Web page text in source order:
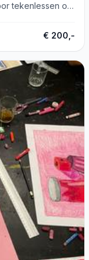
tekenlessen op
€ 200,-